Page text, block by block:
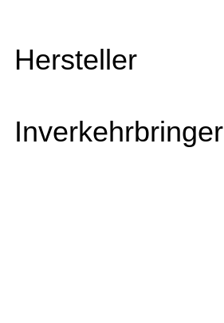
Hersteller
Inverkehrbringer